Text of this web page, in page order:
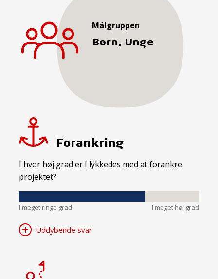
Målgruppen
Børn, Unge
Forankring
I hvor høj grad er I lykkedes med at forankre
projektet?
I meget ringe grad I meget høj grad
Uddybende svar